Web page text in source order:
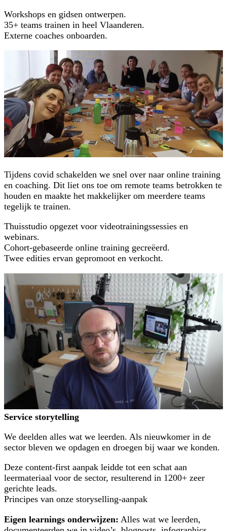
Workshops en gidsen ontwerpen.
35+ teams trainen in heel Vlaanderen.
Externe coaches onboarden.
Tijdens covid schakelden we snel over naar online training
en coaching. Dit liet ons toe om remote teams betrokken te
houden en maakte het makkelijker om meerdere teams
tegelijk te trainen.
Thuisstudio opgezet voor videotrainingssessies en
webinars.
Cohort-gebaseerde online training gecreëerd.
Twee edities ervan gepromoot en verkocht.
Service storytelling
We deelden alles wat we leerden. Als nieuwkomer in de
sector bleven we opdagen en droegen bij waar we konden.
Deze content-first aanpak leidde tot een schat aan
leermateriaal voor de sector, resulterend in 1200+ zeer
gerichte leads.
Principes van onze storyselling-aanpak
Eigen learnings onderwijzen: Alles wat we leerden,